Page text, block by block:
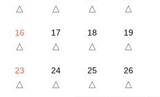
△
△
△
△
16
△
17
△
18
△
19
△
23
△
24
△
25
△
26
△